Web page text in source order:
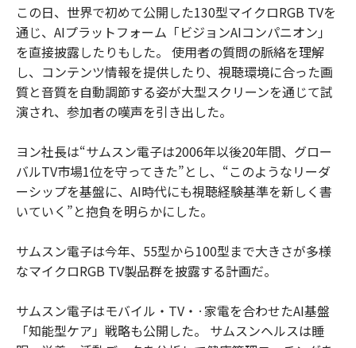
この日、世界で初めて公開した130型マイクロRGB TVを
通じ、AIプラットフォーム「ビジョンAIコンパニオン」
を直接披露したりもした。 使用者の質問の脈絡を理解
し、コンテンツ情報を提供したり、視聴環境に合った画
質と音質を自動調節する姿が大型スクリーンを通じて試
演され、参加者の嘆声を引き出した。
ヨン社長は“サムスン電子は2006年以後20年間、グロー
バルTV市場1位を守ってきた”とし、“このようなリーダ
ーシップを基盤に、AI時代にも視聴経験基準を新しく書
いていく”と抱負を明らかにした。
サムスン電子は今年、55型から100型まで大きさが多様
なマイクロRGB TV製品群を披露する計画だ。
サムスン電子はモバイル・TV・·家電を合わせたAI基盤
「知能型ケア」戦略も公開した。 サムスンヘルスは睡